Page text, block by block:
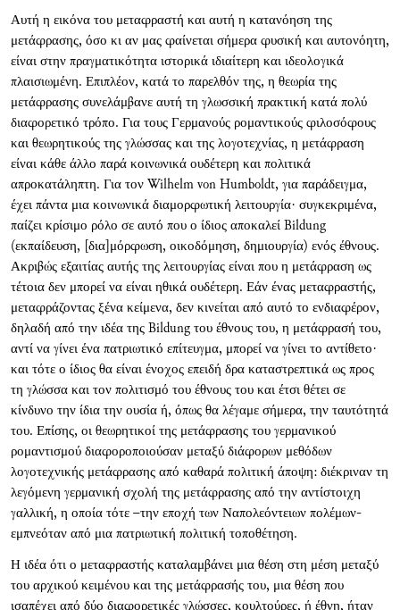
Αυτή η εικόνα του μεταφραστή και αυτή η κατανόηση της
μετάφρασης, όσο κι αν μας φαίνεται σήμερα φυσική και αυτονόητη,
είναι στην πραγματικότητα ιστορικά ιδιαίτερη και ιδεολογικά
πλαισιωμένη. Επιπλέον, κατά το παρελθόν της, η θεωρία της
μετάφρασης συνελάμβανε αυτή τη γλωσσική πρακτική κατά πολύ
διαφορετικό τρόπο. Για τους Γερμανούς ρομαντικούς φιλοσόφους
και θεωρητικούς της γλώσσας και της λογοτεχνίας, η μετάφραση
είναι κάθε άλλο παρά κοινωνικά ουδέτερη και πολιτικά
απροκατάληπτη. Για τον Wilhelm von Humboldt, για παράδειγμα,
έχει πάντα μια κοινωνικά διαμορφωτική λειτουργία· συγκεκριμένα,
παίζει κρίσιμο ρόλο σε αυτό που ο ίδιος αποκαλεί Bildung
(εκπαίδευση, [δια]μόρφωση, οικοδόμηση, δημιουργία) ενός έθνους.
Ακριβώς εξαιτίας αυτής της λειτουργίας είναι που η μετάφραση ως
τέτοια δεν μπορεί να είναι ηθικά ουδέτερη. Εάν ένας μεταφραστής,
μεταφράζοντας ξένα κείμενα, δεν κινείται από αυτό το ενδιαφέρον,
δηλαδή από την ιδέα της Bildung του έθνους του, η μετάφρασή του,
αντί να γίνει ένα πατριωτικό επίτευγμα, μπορεί να γίνει το αντίθετο·
και τότε ο ίδιος θα είναι ένοχος επειδή δρα καταστρεπτικά ως προς
τη γλώσσα και τον πολιτισμό του έθνους του και έτσι θέτει σε
κίνδυνο την ίδια την ουσία ή, όπως θα λέγαμε σήμερα, την ταυτότητά
του. Επίσης, οι θεωρητικοί της μετάφρασης του γερμανικού
ρομαντισμού διαφοροποιούσαν μεταξύ διάφορων μεθόδων
λογοτεχνικής μετάφρασης από καθαρά πολιτική άποψη: διέκριναν τη
λεγόμενη γερμανική σχολή της μετάφρασης από την αντίστοιχη
γαλλική, η οποία τότε –την εποχή των Ναπολεόντειων πολέμων-
εμπνεόταν από μια πατριωτική πολιτική τοποθέτηση.
Η ιδέα ότι ο μεταφραστής καταλαμβάνει μια θέση στη μέση μεταξύ
του αρχικού κειμένου και της μετάφρασής του, μια θέση που